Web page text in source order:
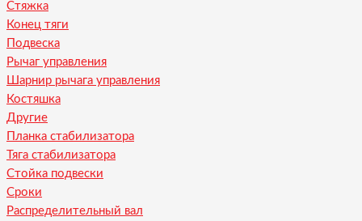
Стяжка
Конец тяги
Подвеска
Рычаг управления
Шарнир рычага управления
Костяшка
Другие
Планка стабилизатора
Тяга стабилизатора
Стойка подвески
Сроки
Распределительный вал